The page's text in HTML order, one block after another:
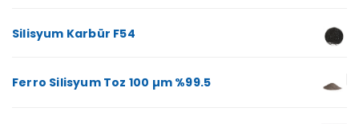
Silisyum Karbür F54
Ferro Silisyum Toz 100 µm %99.5